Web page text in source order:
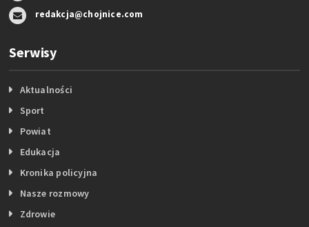
redakcja@chojnice.com
Serwisy
Aktualności
Sport
Powiat
Edukacja
Kronika policyjna
Nasze rozmowy
Zdrowie